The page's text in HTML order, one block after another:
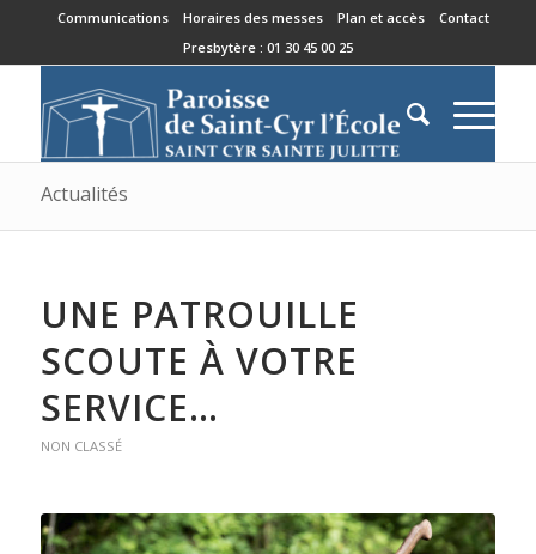
Communications Horaires des messes Plan et accès
Contact
Presbytère : 01 30 45 00 25
Actualités
UNE PATROUILLE
SCOUTE À VOTRE
SERVICE…
NON CLASSÉ